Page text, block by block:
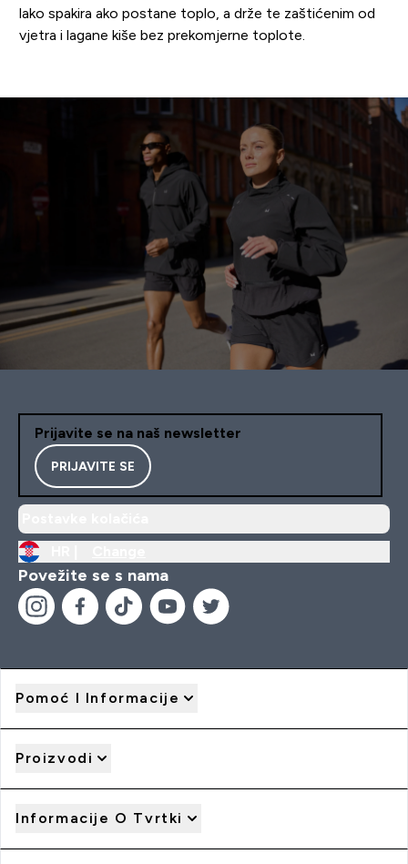
lako spakira ako postane toplo, a drže te zaštićenim od
vjetra i lagane kiše bez prekomjerne toplote.
Prijavite se na naš newsletter
PRIJAVITE SE
Povežite se s nama
Pomoć I Informacije
Proizvodi
Informacije O Tvrtki